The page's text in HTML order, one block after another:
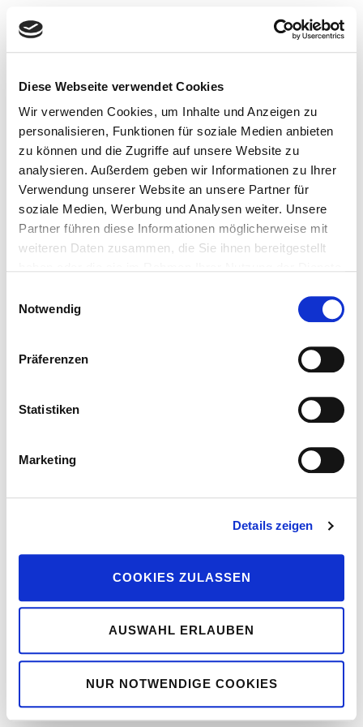
Diese Webseite verwendet Cookies
Wir verwenden Cookies, um Inhalte und Anzeigen zu
personalisieren, Funktionen für soziale Medien anbieten
zu können und die Zugriffe auf unsere Website zu
analysieren. Außerdem geben wir Informationen zu Ihrer
Verwendung unserer Website an unsere Partner für
soziale Medien, Werbung und Analysen weiter. Unsere
Partner führen diese Informationen möglicherweise mit
weiteren Daten zusammen, die Sie ihnen bereitgestellt
Notwendig
Präferenzen
Statistiken
Marketing
Details zeigen
COOKIES ZULASSEN
AUSWAHL ERLAUBEN
NUR NOTWENDIGE COOKIES